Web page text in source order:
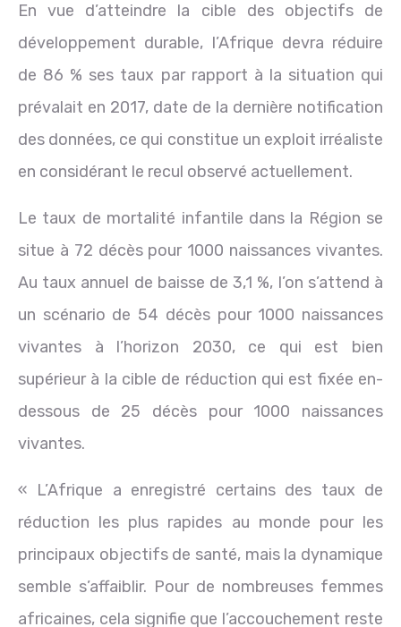
En vue d’atteindre la cible des objectifs de
développement durable, l’Afrique devra réduire
de 86 % ses taux par rapport à la situation qui
prévalait en 2017, date de la dernière notification
des données, ce qui constitue un exploit irréaliste
en considérant le recul observé actuellement.
Le taux de mortalité infantile dans la Région se
situe à 72 décès pour 1000 naissances vivantes.
Au taux annuel de baisse de 3,1 %, l’on s’attend à
un scénario de 54 décès pour 1000 naissances
vivantes à l’horizon 2030, ce qui est bien
supérieur à la cible de réduction qui est fixée en-
dessous de 25 décès pour 1000 naissances
vivantes.
« L’Afrique a enregistré certains des taux de
réduction les plus rapides au monde pour les
principaux objectifs de santé, mais la dynamique
semble s’affaiblir. Pour de nombreuses femmes
africaines, cela signifie que l’accouchement reste